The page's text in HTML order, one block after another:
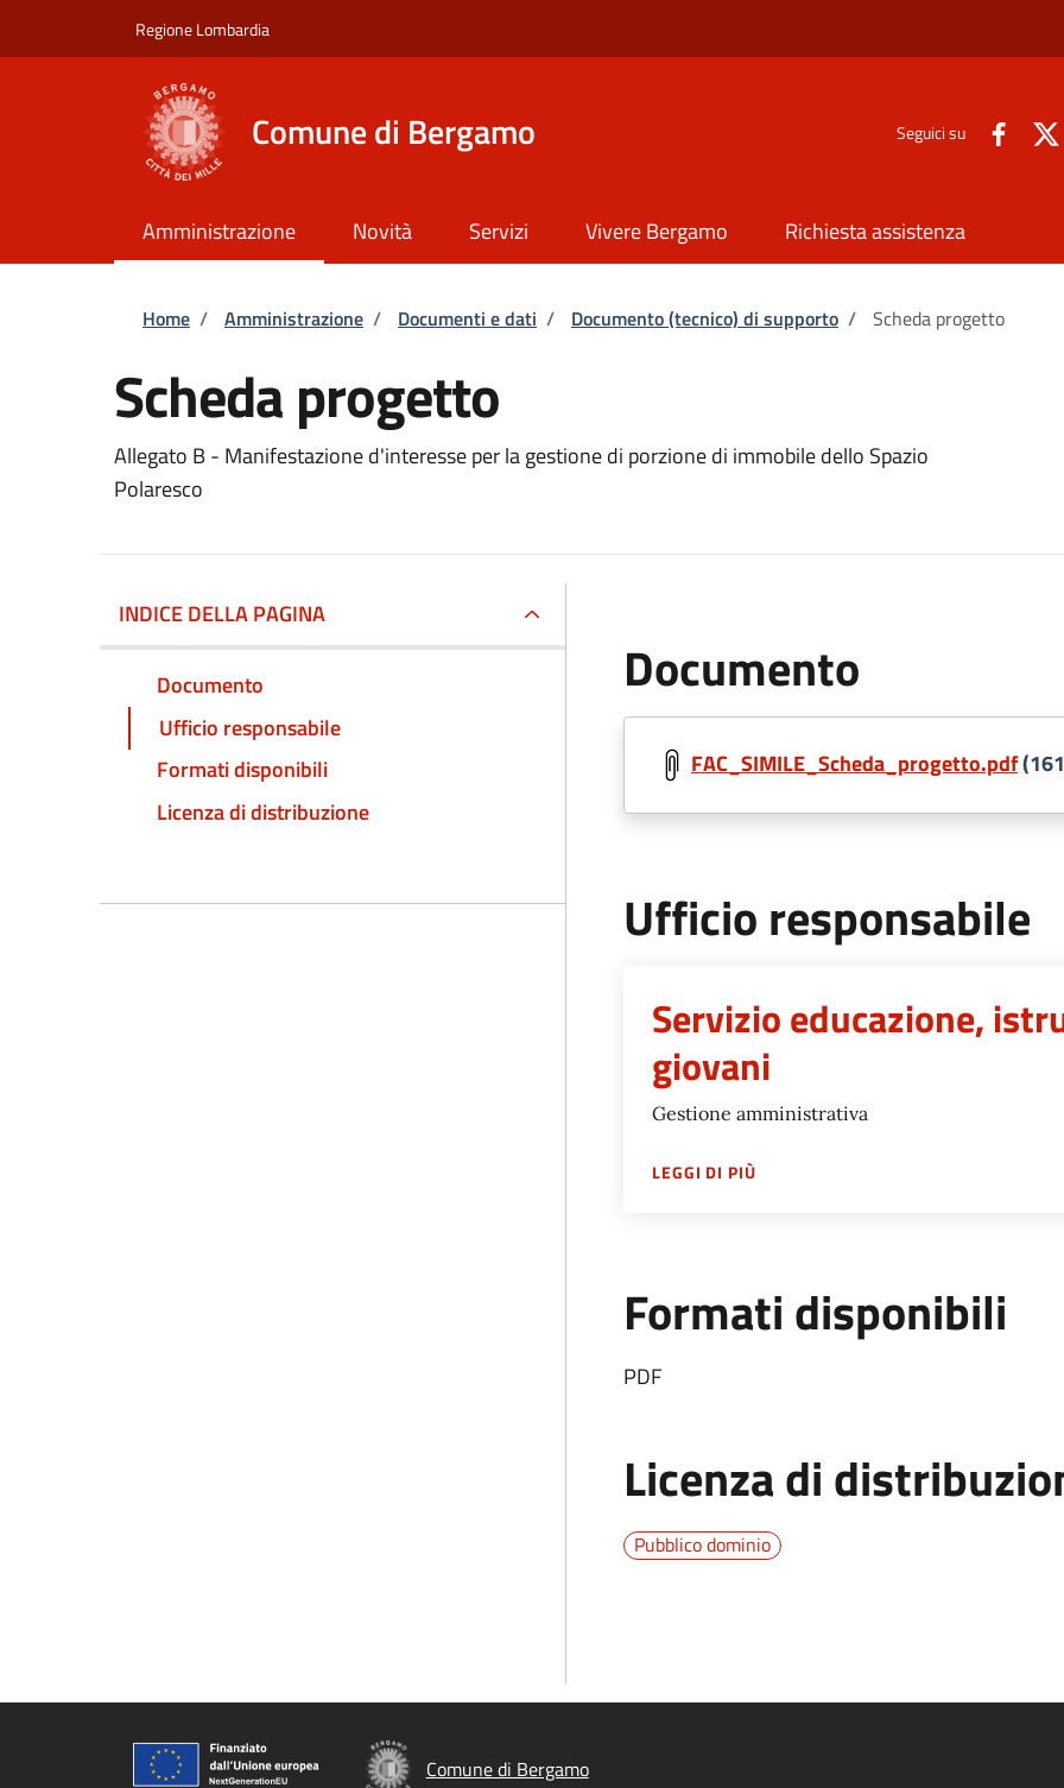
Regione Lombardia
Comune di Bergamo Seguici su
Amministrazione Novità Servizi Vivere Bergamo Richiesta assistenza
Briciole di pane
Home / Amministrazione / Documenti e dati / Documento (tecnico) di supporto / Scheda progetto
Scheda progetto
Allegato B - Manifestazione d'interesse per la gestione di porzione di immobile dello Spazio
Polaresco
INDICE DELLA PAGINA
Documento
Ufficio responsabile
Formati disponibili
Licenza di distribuzione
Documento
FAC_SIMILE_Scheda_progetto.pdf
Ufficio responsabile
Servizio educazione,
giovani
Gestione amministrativa
LEGGI DI PIÙSU
Formati disponibili
PDF
Licenza di
Pubblico dominio
Comune di Bergamo